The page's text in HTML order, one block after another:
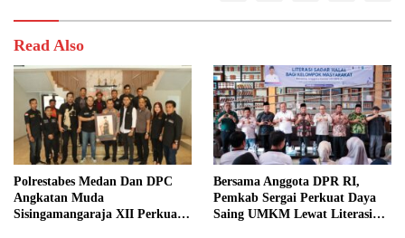
Read Also
Polrestabes Medan Dan DPC
Angkatan Muda
Sisingamangaraja XII Perkuat
Bersama Anggota DPR RI,
Pemkab Sergai Perkuat Daya
Saing UMKM Lewat Literasi